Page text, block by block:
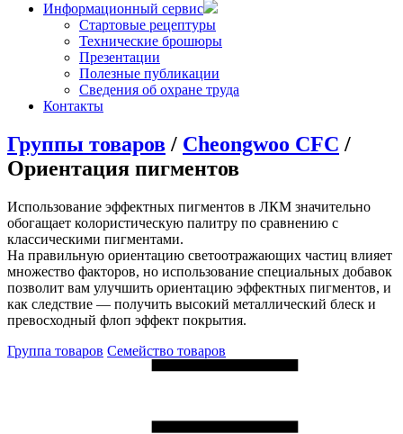
Информационный сервис
Стартовые рецептуры
Технические брошюры
Презентации
Полезные публикации
Сведения об охране труда
Контакты
Группы товаров / Cheongwoo СFC /
Ориентация пигментов
Использование эффектных пигментов в ЛКМ значительно
обогащает колористическую палитру по сравнению с
классическими пигментами.
На правильную ориентацию светоотражающих частиц влияет
множество факторов, но использование специальных добавок
позволит вам улучшить ориентацию эффектных пигментов, и
как следствие — получить высокий металлический блеск и
превосходный флоп эффект покрытия.
Группа товаров Семейство товаров